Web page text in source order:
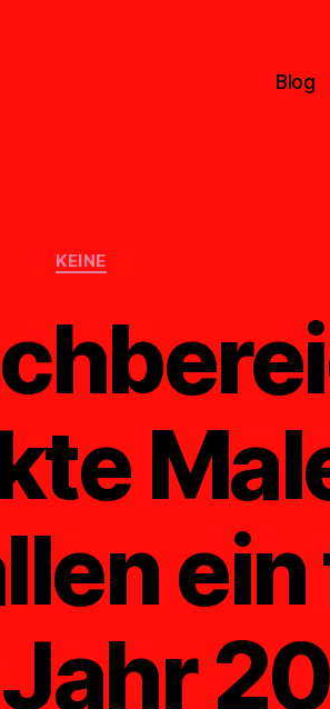
Blog
Kategorien
KEINE